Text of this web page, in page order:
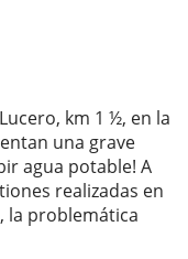
km 1 ½, en la
una grave
agua potable! A
realizadas en
la problemática